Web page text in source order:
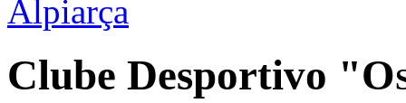
Clube Desportivo